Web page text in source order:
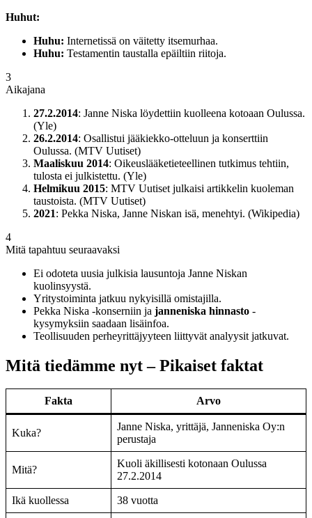
Huhut:
Huhu: Internetissä on väitetty itsemurhaa.
Huhu: Testamentin taustalla epäiltiin riitoja.
3
Aikajana
27.2.2014: Janne Niska löydettiin kuolleena kotoaan Oulussa.
(Yle)
26.2.2014: Osallistui jääkiekko-otteluun ja konserttiin
Oulussa. (MTV Uutiset)
Maaliskuu 2014: Oikeuslääketieteellinen tutkimus tehtiin,
tulosta ei julkistettu. (Yle)
Helmikuu 2015: MTV Uutiset julkaisi artikkelin kuoleman
taustoista. (MTV Uutiset)
2021: Pekka Niska, Janne Niskan isä, menehtyi. (Wikipedia)
4
Mitä tapahtuu seuraavaksi
Ei odoteta uusia julkisia lausuntoja Janne Niskan
kuolinsyystä.
Yritystoiminta jatkuu nykyisillä omistajilla.
Pekka Niska -konserniin ja janneniska hinnasto -
kysymyksiin saadaan lisäinfoa.
Teollisuuden perheyrittäjyyteen liittyvät analyysit jatkuvat.
Mitä tiedämme nyt – Pikaiset faktat
Fakta Arvo
Kuka?
Janne Niska, yrittäjä, Janneniska Oy:n
perustaja
Mitä?
Kuoli äkillisesti kotonaan Oulussa
27.2.2014
Ikä kuollessa 38 vuotta